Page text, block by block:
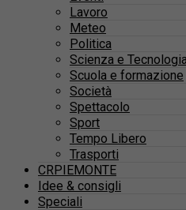
Lavoro
Meteo
Politica
Scienza e
Scuola e formazione
Società
Spettacolo
Sport
Tempo Libero
Trasporti
CRPIEMONTE
Idee & consigli
Speciali